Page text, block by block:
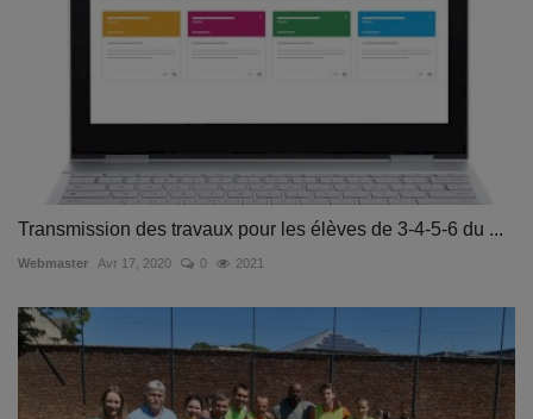
Transmission des travaux pour les élèves de 3-4-5-6 du ...
Webmaster Avr 17, 2020 0 2021